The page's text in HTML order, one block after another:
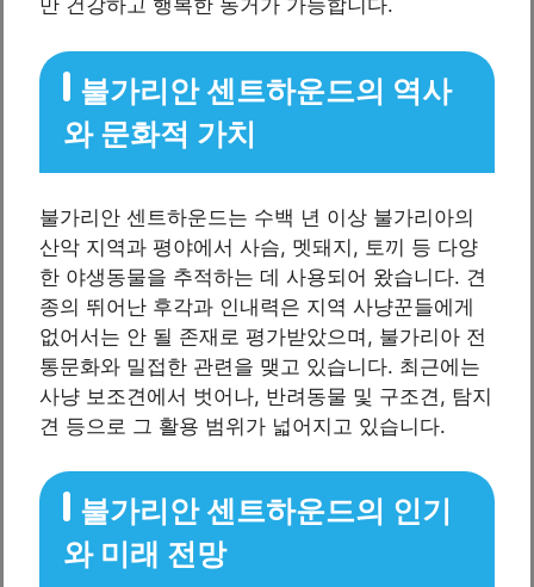
만 건강하고 행복한 동거가 가능합니다.
불가리안 센트하운드의 역사
와 문화적 가치
불가리안 센트하운드는 수백 년 이상 불가리아의
산악 지역과 평야에서 사슴, 멧돼지, 토끼 등 다양
한 야생동물을 추적하는 데 사용되어 왔습니다. 견
종의 뛰어난 후각과 인내력은 지역 사냥꾼들에게
없어서는 안 될 존재로 평가받았으며, 불가리아 전
통문화와 밀접한 관련을 맺고 있습니다. 최근에는
사냥 보조견에서 벗어나, 반려동물 및 구조견, 탐지
견 등으로 그 활용 범위가 넓어지고 있습니다.
불가리안 센트하운드의 인기
와 미래 전망